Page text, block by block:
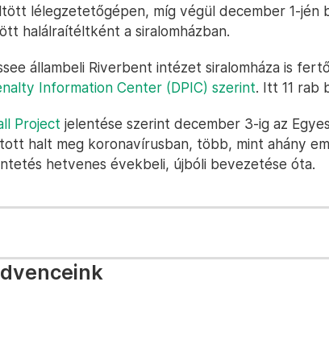
lélegzetetőgépen, míg végül december 1-jén
halálraítéltként a siralomházban.
állambeli Riverbent intézet siralomháza is
Information Center (DPIC) szerint. Itt 11 rab
Project jelentése szerint december 3-ig az
halt meg koronavírusban, több, mint ahány
hetvenes évekbeli, újbóli bevezetése óta.